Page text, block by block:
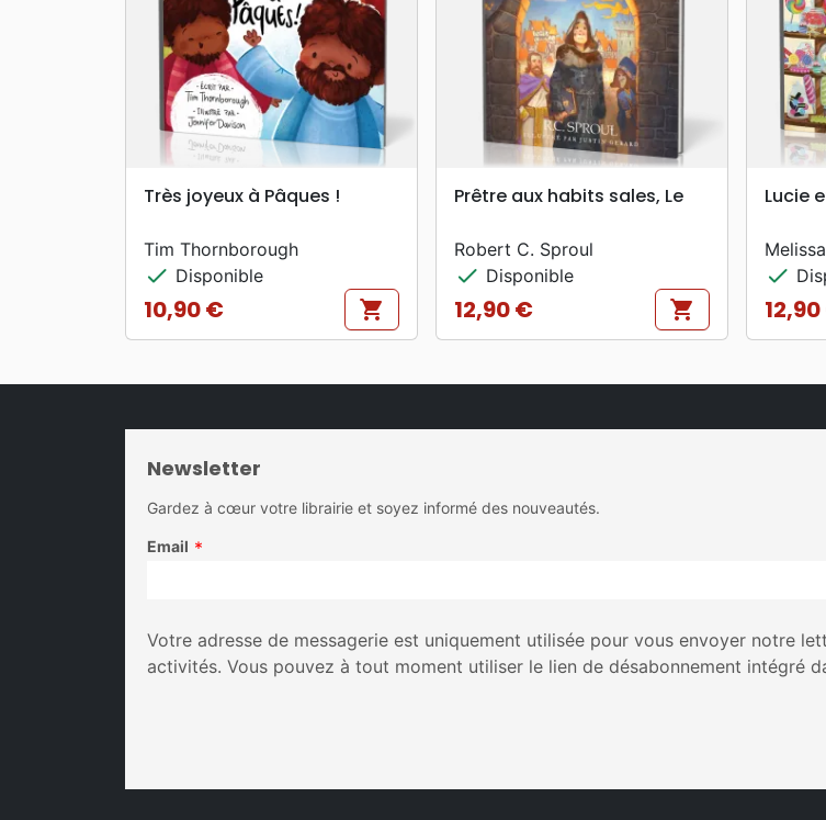
search APERÇU RAPIDE
Très joyeux à Pâques !
Tim Thornborough
check Disponible
Prix
10,90 € shopping_cart
APERÇU RAPIDE
Prêtre aux habits sales, Le
Robert C. Sproul
check Disponible
Prix
12,90 € shopping_cart
Lucie
check
Prix
Newsletter
Gardez à cœur votre librairie et soyez informé des nouveautés.
Email *
Votre adresse de messagerie est uniquement utilisée pour vous envoyer notre
activités. Vous pouvez à tout moment utiliser le lien de désabonnement intégré